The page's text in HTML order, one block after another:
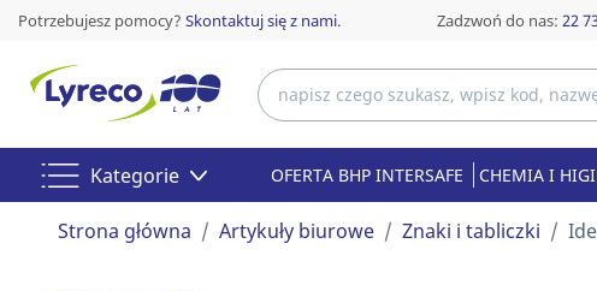
Potrzebujesz pomocy? Skontaktuj się z nami. Zadzwoń do nas: 22
Kategorie OFERTA BHP INTERSAFE CHEMIA I
Strona główna Artykuły biurowe Znaki i tabliczki